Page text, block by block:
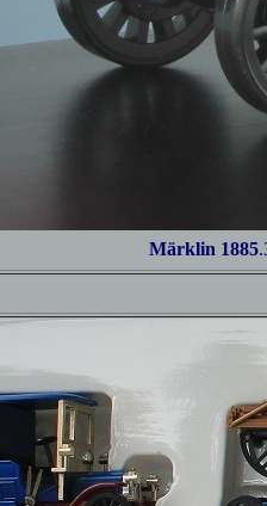
Märklin 1885